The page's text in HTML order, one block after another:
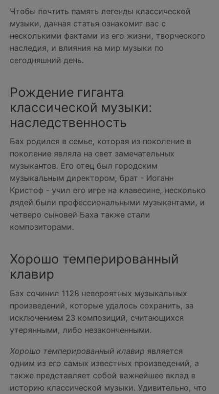
Чтобы почтить память легенды классической
музыки, данная статья ознакомит вас с
несколькими фактами из его жизни, творческого
наследия, и влияния на мир музыки по
сегодняшний день.
Рождение гиганта
классической музыки:
наследственность
Бах родился в семье, которая из поколение в
поколение являла на свет замечательных
музыкантов. Его отец был городским
музыкальным директором, брат - Иоганн
Кристоф - учил его игре на клавесине, несколько
дядей были профессиональными музыкантами, и
четверо сыновей Баха также стали
композиторами.
Хорошо темперированный
клавир
Бах сочинил 1128 невероятных музыкальных
произведений, которые удалось сохранить, за
исключением 23 композиций, считающихся
утерянными, либо незаконченными.
Хорошо темперированный клавир является
одним из его самых известных произведений, а
также представляет собой важнейшее вклад в
историю классической музыки. Удивительно, что